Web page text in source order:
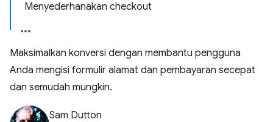
Menyederhanakan checkout
Maksimalkan konversi dengan membantu pengguna
Anda mengisi formulir alamat dan pembayaran secepat
dan semudah mungkin.
Sam Dutton